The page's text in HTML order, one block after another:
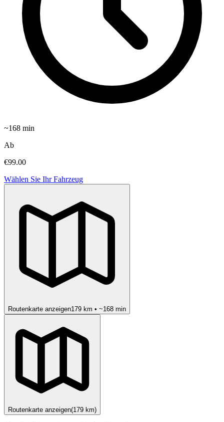
~168 min
Ab
€99.00
Wählen Sie Ihr Fahrzeug
Routenkarte anzeigen179 km • ~168 min
Routenkarte anzeigen(179 km)